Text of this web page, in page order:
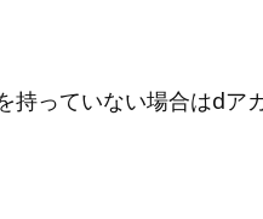
っていない場合はdア